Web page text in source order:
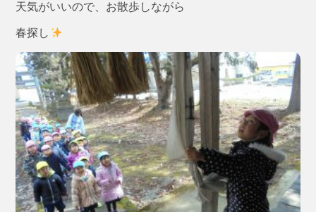
天気がいいので、お散歩しながら
春探し